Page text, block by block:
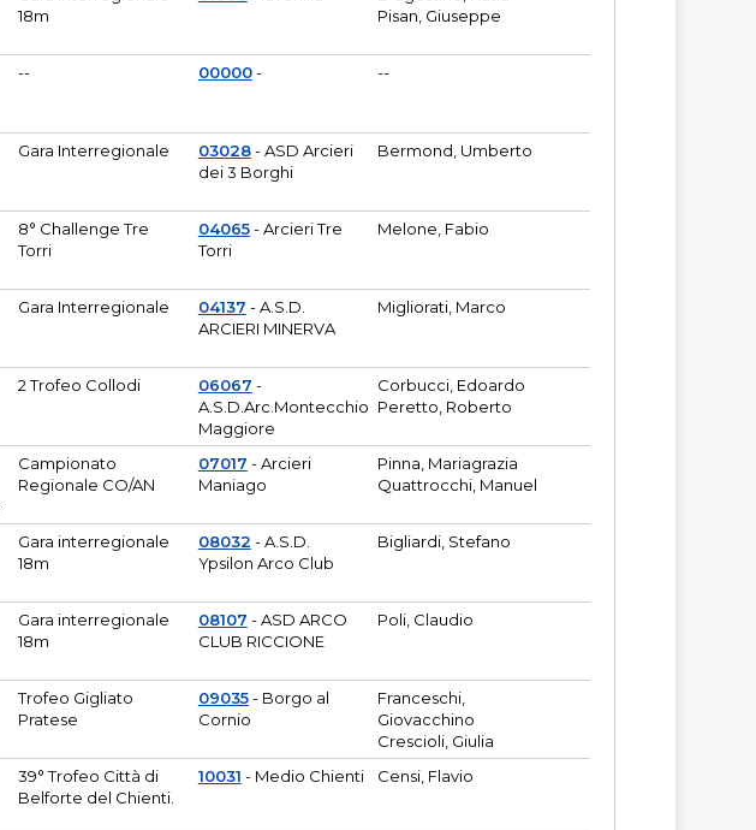
18m
Pisan, Giuseppe
-- 00000- --
Gara Interregionale 03028- ASD Arcieri
dei 3 Borghi
Bermond, Umberto
8° Challenge Tre
Torri
04065- Arcieri Tre
Torri
Melone, Fabio
Gara Interregionale 04137 - A.S.D.
ARCIERI MINERVA
Migliorati, Marco
2 Trofeo Collodi 06067 -
A.S.D.Arc.Montecchio
Maggiore
Corbucci, Edoardo
Peretto, Roberto
Campionato
Regionale CO/AN
07017 - Arcieri
Maniago
Pinna, Mariagrazia
Quattrocchi, Manuel
Gara interregionale
18m
08032 - A.S.D.
Ypsilon Arco Club
Bigliardi, Stefano
Gara interregionale
18m
08107 - ASD ARCO
CLUB RICCIONE
Poli, Claudio
Trofeo Gigliato
Pratese
09035- Borgo al
Cornio
Franceschi,
Giovacchino
Crescioli, Giulia
39° Trofeo Città di
Belforte del Chienti.
10031 - Medio Chienti Censi, Flavio